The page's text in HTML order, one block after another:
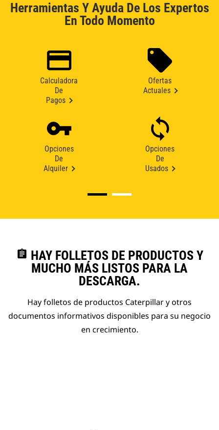
Herramientas Y Ayuda De Los Expertos
En Todo Momento
Calculadora
De
Pagos
Ofertas
Actuales
Opciones
De
Alquiler
Opciones
De
Usados
assignment HAY FOLLETOS DE PRODUCTOS Y
MUCHO MÁS LISTOS PARA LA
DESCARGA.
Hay folletos de productos Caterpillar y otros
documentos informativos disponibles para su negocio
en crecimiento.